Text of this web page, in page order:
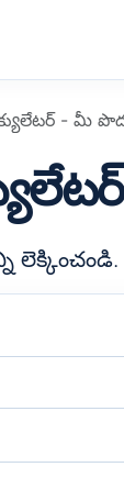
- మీ
లెక్కించండి.